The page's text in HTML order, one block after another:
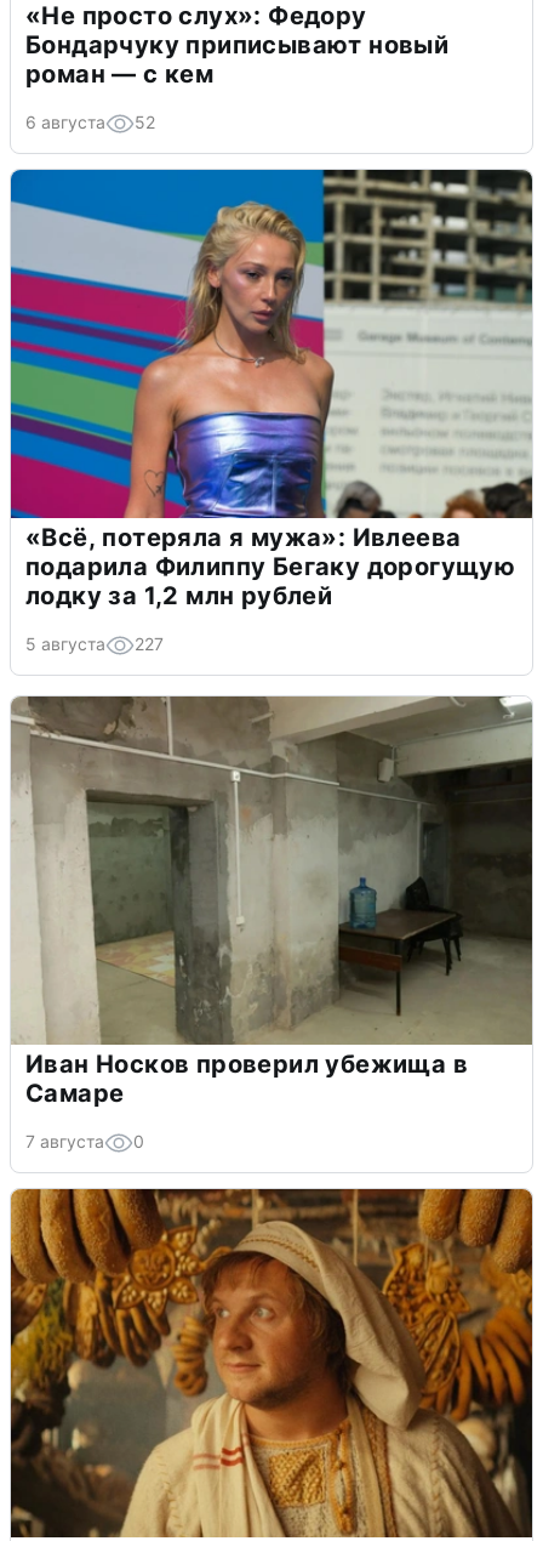
«Не просто слух»: Федору
Бондарчуку приписывают новый
роман — с кем
6 августа 52
«Всё, потеряла я мужа»: Ивлеева
подарила Филиппу Бегаку дорогущую
лодку за 1,2 млн рублей
5 августа 227
Иван Носков проверил убежища в
Самаре
7 августа 0